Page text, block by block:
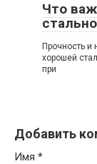
Что
Прочность и
хорошей
при
Добавить
Имя *